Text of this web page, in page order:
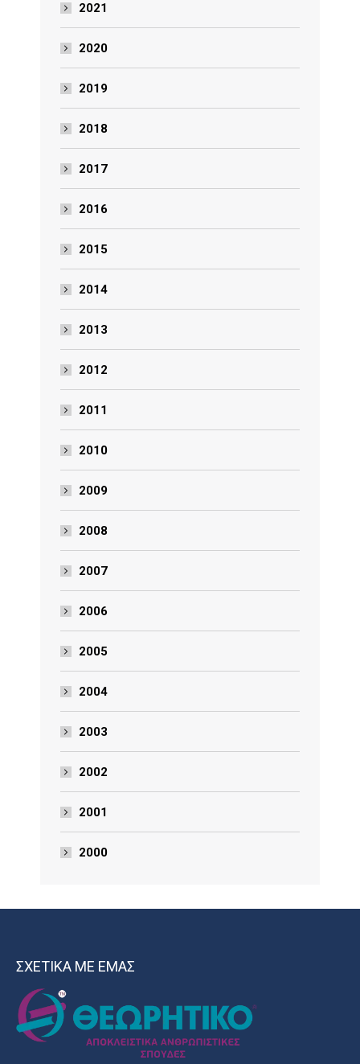
2021
2020
2019
2018
2017
2016
2015
2014
2013
2012
2011
2010
2009
2008
2007
2006
2005
2004
2003
2002
2001
2000
ΣΧΕΤΙΚΑ ΜΕ ΕΜΑΣ